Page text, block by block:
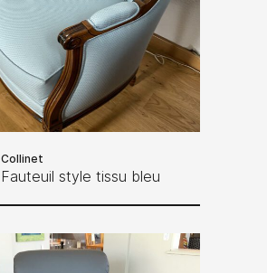
Collinet
Fauteuil style tissu bleu